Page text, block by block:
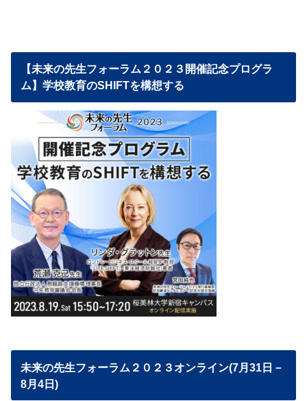
【未来の先生フォーラム２０２３開催記念プログラ
ム】学校教育のSHIFTを構想する
未来の先生フォーラム２０２３オンライン(7月31日－
8月4日)